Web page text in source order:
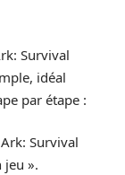
Survival
idéal
par étape :
Survival
jeu ».